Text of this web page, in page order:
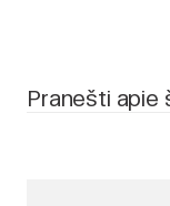
Pranešti apie